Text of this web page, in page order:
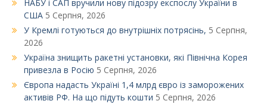
НАБУ і САП вручили нову підозру експослу України в
США 5 Серпня, 2026
У Кремлі готуються до внутрішніх потрясінь, 5 Серпня,
2026
Україна знищить ракетні установки, які Північна Корея
привезла в Росію 5 Серпня, 2026
Європа надасть Україні 1,4 млрд євро із заморожених
активів РФ. На що підуть кошти 5 Серпня, 2026